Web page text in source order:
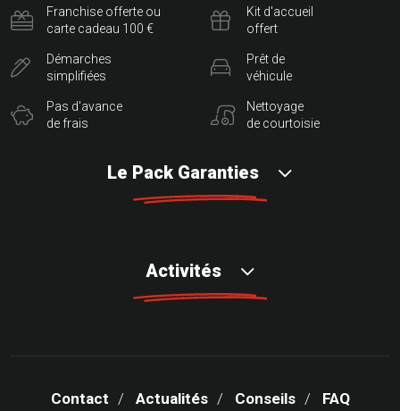
Franchise offerte ou
carte cadeau 100 €
Démarches
simplifiées
Pas d'avance
de frais
Kit d'accueil
offert
Prêt de
véhicule
Nettoyage
de courtoisie
Le Pack Garanties
Activités
Contact Actualités Conseils FAQ